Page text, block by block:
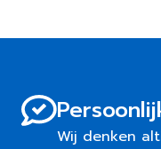
Wij denken